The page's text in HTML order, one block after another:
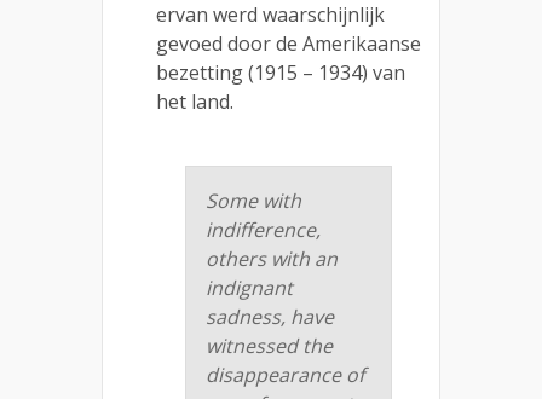
ervan werd waarschijnlijk
gevoed door de Amerikaanse
bezetting (1915 – 1934) van
het land.
Some with
indifference,
others with an
indignant
sadness, have
witnessed the
disappearance of